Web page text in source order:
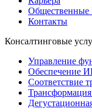
Общественные
Контакты
Консалтинговые
Управление
Обеспечение
Соответствие